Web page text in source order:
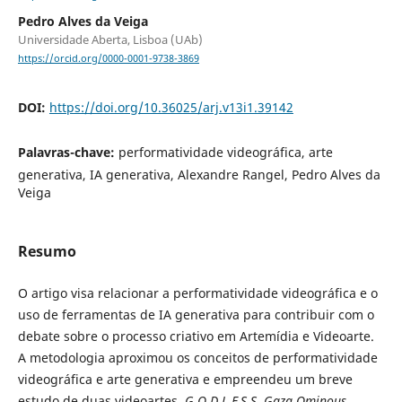
Pedro Alves da Veiga
Universidade Aberta, Lisboa (UAb)
https://orcid.org/0000-0001-9738-3869
DOI: https://doi.org/10.36025/arj.v13i1.39142
Palavras-chave: performatividade videográfica, arte
generativa, IA generativa, Alexandre Rangel, Pedro Alves da
Veiga
Resumo
O artigo visa relacionar a performatividade videográfica e o
uso de ferramentas de IA generativa para contribuir com o
debate sobre o processo criativo em Artemídia e Videoarte.
A metodologia aproximou os conceitos de performativi­dade
videográfica e arte generativa e empreendeu um breve